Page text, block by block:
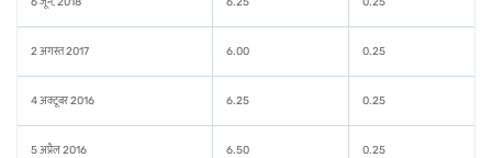
2 अगस्त 2017 6.00 0.25
4 अक्टूबर 2016 6.25 0.25
5 अप्रैल 2016 6.50 0.25